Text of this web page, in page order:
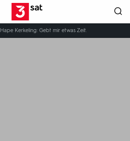
3SAT
Hape Kerkeling: Gebt mir etwas Zeit.